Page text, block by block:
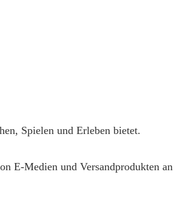
Spielen und Erleben bietet.
E-Medien und Versandprodukten an